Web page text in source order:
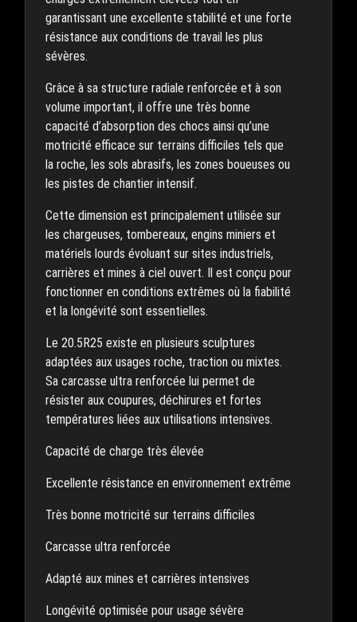
garantissant une excellente stabilité et une forte
résistance aux conditions de travail les plus
sévères.
Grâce à sa structure radiale renforcée et à son
volume important, il offre une très bonne
capacité d’absorption des chocs ainsi qu’une
motricité efficace sur terrains difficiles tels que
la roche, les sols abrasifs, les zones boueuses ou
les pistes de chantier intensif.
Cette dimension est principalement utilisée sur
les chargeuses, tombereaux, engins miniers et
matériels lourds évoluant sur sites industriels,
carrières et mines à ciel ouvert. Il est conçu pour
fonctionner en conditions extrêmes où la fiabilité
et la longévité sont essentielles.
Le 20.5R25 existe en plusieurs sculptures
adaptées aux usages roche, traction ou mixtes.
Sa carcasse ultra renforcée lui permet de
résister aux coupures, déchirures et fortes
températures liées aux utilisations intensives.
Capacité de charge très élevée
Excellente résistance en environnement extrême
Très bonne motricité sur terrains difficiles
Carcasse ultra renforcée
Adapté aux mines et carrières intensives
Longévité optimisée pour usage sévère